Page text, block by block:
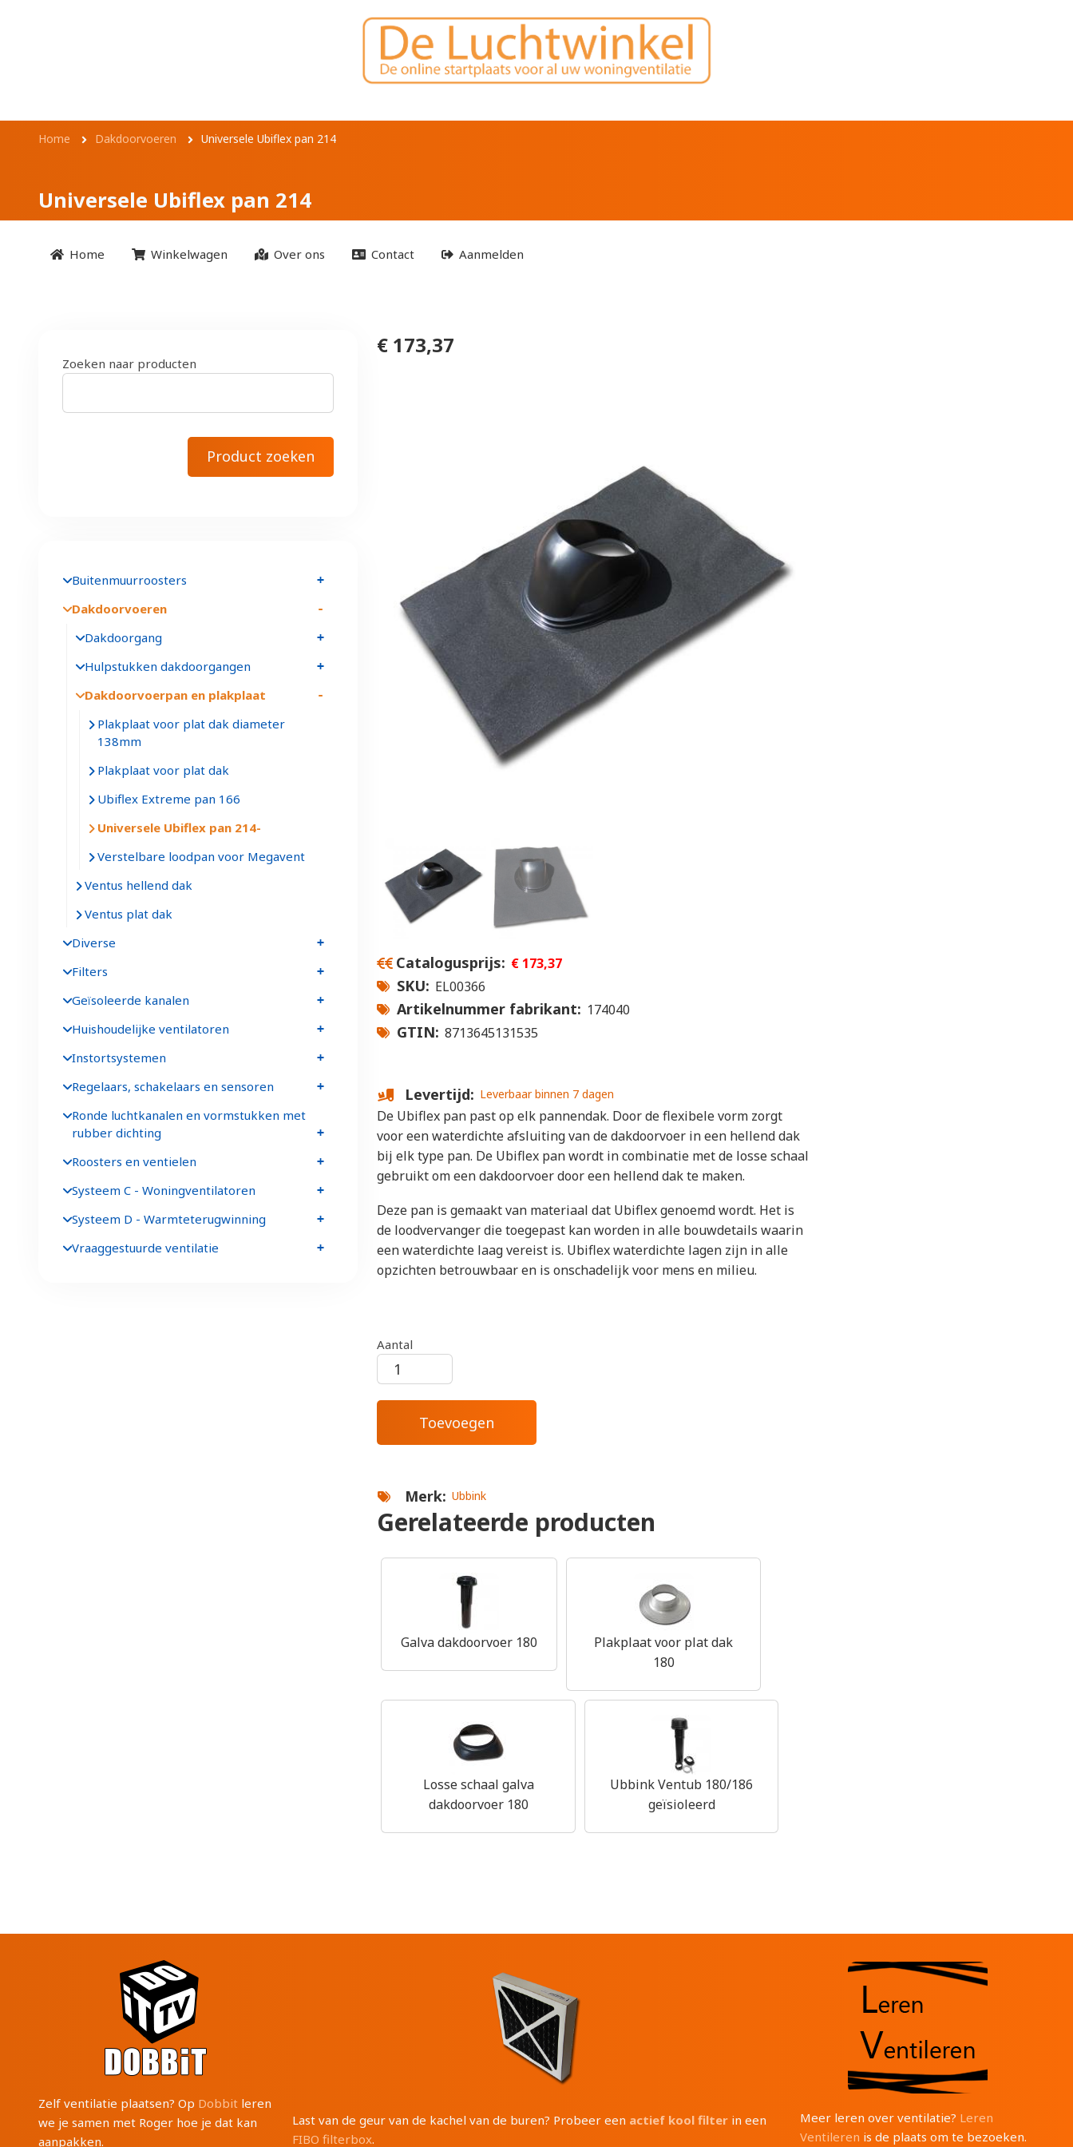
Universele Ubiflex pan 214
Kruimelpad
Home Dakdoorvoeren Universele Ubiflex pan 214
Universele Ubiflex pan 214
Home Winkelwagen Over ons Contact Aanmelden
€ 173,37
Catalogusprijs € 173,37
SKU EL00366
Artikelnummer fabrikant 174040
GTIN 8713645131535
Levertijd Leverbaar binnen 7 dagen
De Ubiflex pan past op elk pannendak. Door de flexibele vorm zorgt
voor een waterdichte afsluiting van de dakdoorvoer in een hellend dak
bij elk type pan. De Ubiflex pan wordt in combinatie met de losse schaal
gebruikt om een dakdoorvoer door een hellend dak te maken.
Deze pan is gemaakt van materiaal dat Ubiflex genoemd wordt. Het is
de loodvervanger die toegepast kan worden in alle bouwdetails waarin
een waterdichte laag vereist is. Ubiflex waterdichte lagen zijn in alle
opzichten betrouwbaar en is onschadelijk voor mens en milieu.
Aantal
Merk Ubbink
Gerelateerde producten
Galva dakdoorvoer 180
Plakplaat voor plat dak
180
Losse schaal galva
dakdoorvoer 180
Ubbink Ventub 180/186
geïsioleerd
Zoeken naar producten
Buitenmuurroosters
Dakdoorvoeren
Dakdoorgang
Hulpstukken dakdoorgangen
Dakdoorvoerpan en plakplaat
Plakplaat voor plat dak diameter
138mm
Plakplaat voor plat dak
Ubiflex Extreme pan 166
Universele Ubiflex pan 214
Verstelbare loodpan voor Megavent
Ventus hellend dak
Ventus plat dak
Diverse
Filters
Geïsoleerde kanalen
Huishoudelijke ventilatoren
Instortsystemen
Regelaars, schakelaars en sensoren
Ronde luchtkanalen en vormstukken met
rubber dichting
Roosters en ventielen
Systeem C - Woningventilatoren
Systeem D - Warmteterugwinning
Vraaggestuurde ventilatie
Zelf ventilatie plaatsen? Op Dobbit leren
we je samen met Roger hoe je dat kan
aanpakken.
Last van de geur van de kachel van de buren? Probeer een actief kool filter in een
FIBO filterbox.
Meer leren over ventilatie? Leren
Ventileren is de plaats om te bezoeken.